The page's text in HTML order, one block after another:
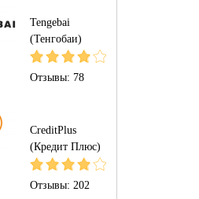
Tengebai
(Тенгобаи)
Отзывы: 78
CreditPlus
(Кредит Плюс)
Отзывы: 202